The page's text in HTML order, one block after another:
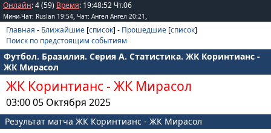
Онлайн: 4 (59) Время: 19:48:52 Чт.06
Мини-Чат: Ruslan 19:54, Чат: Ангел Ангел 20:21 ,
Главная - Ближайшие [список] - Прошедшие [список]
Поиск по предстоящим событиям
Футбол. Бразилия. Серия A. Статистика. ЖК Коринтианс -
ЖК Мирасол
ЖК Коринтианс- ЖК Мирасол
03:00 05 Октября 2025
Результат матча ЖК Коринтианс - ЖК Мирасол